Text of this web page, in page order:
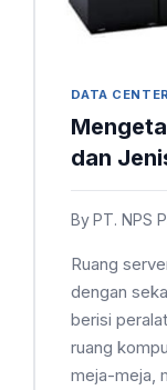
DATA CENTER
dan
By PT. NPS
Ruang
dengan
berisi
ruang
meja-meja,